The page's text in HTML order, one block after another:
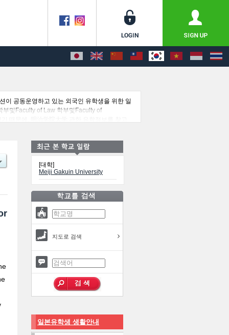
이 공동운영하고 있는 외국인 유학생을 위한 일
및Faculty of Law 학부및Faculty of
때문에, 明治学院大学 관한 유학정보를 찾고
[대학]
Meiji Gakuin University
지도로 검색
일본유학생 생활안내